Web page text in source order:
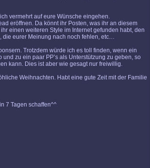
vermehrt auf eure Wünsche eingehen.
eröffnen. Da könnt ihr Posten, was ihr an diesem
einen weiteren Style im Internet gefunden habt, den
die eurer Meinung nach noch fehlen, etc…
Trotzdem würde ich es toll finden, wenn ein
zu ein paar PP’s als Unterstützung zu geben, so
kann. Dies ist aber wie gesagt nur freiwillig.
Weihnachten. Habt eine gute Zeit mit der Familie
7 Tagen schaffen^^